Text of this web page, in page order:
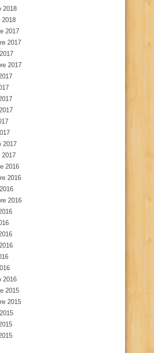
2018
2018
2017
2017
2017
2017
2017
2016
2016
2016
2016
2015
2015